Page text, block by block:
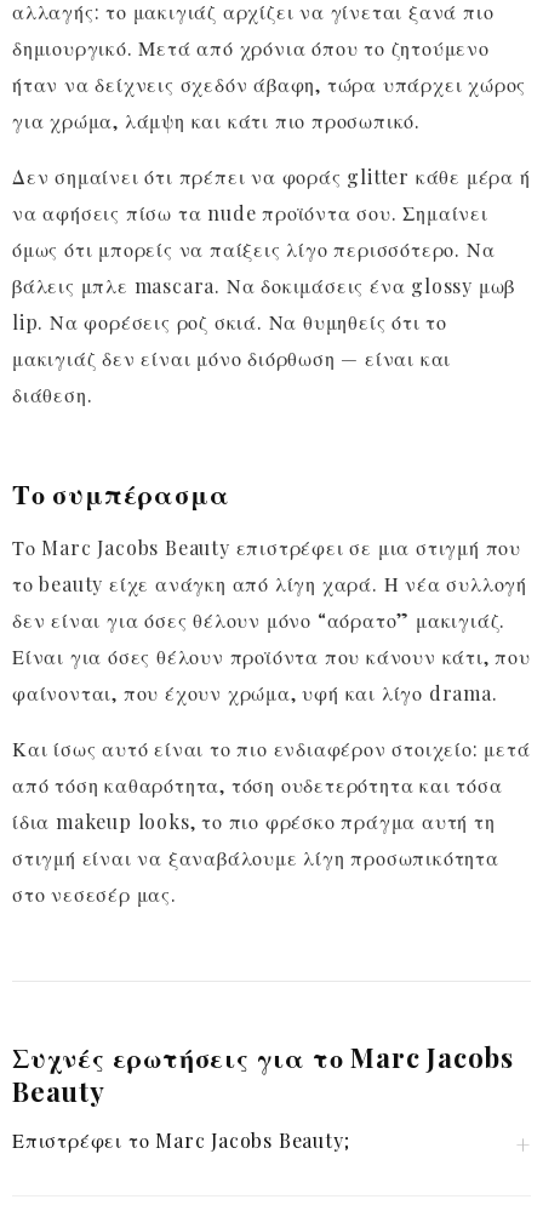
αλλαγής: το μακιγιάζ αρχίζει να γίνεται ξανά πιο
δημιουργικό. Μετά από χρόνια όπου το ζητούμενο
ήταν να δείχνεις σχεδόν άβαφη, τώρα υπάρχει χώρος
για χρώμα, λάμψη και κάτι πιο προσωπικό.
Δεν σημαίνει ότι πρέπει να φοράς glitter κάθε μέρα ή
να αφήσεις πίσω τα nude προϊόντα σου. Σημαίνει
όμως ότι μπορείς να παίξεις λίγο περισσότερο. Να
βάλεις μπλε mascara. Να δοκιμάσεις ένα glossy μωβ
lip. Να φορέσεις ροζ σκιά. Να θυμηθείς ότι το
μακιγιάζ δεν είναι μόνο διόρθωση — είναι και
διάθεση.
Το συμπέρασμα
Το Marc Jacobs Beauty επιστρέφει σε μια στιγμή που
το beauty είχε ανάγκη από λίγη χαρά. Η νέα συλλογή
δεν είναι για όσες θέλουν μόνο “αόρατο” μακιγιάζ.
Είναι για όσες θέλουν προϊόντα που κάνουν κάτι, που
φαίνονται, που έχουν χρώμα, υφή και λίγο drama.
Και ίσως αυτό είναι το πιο ενδιαφέρον στοιχείο: μετά
από τόση καθαρότητα, τόση ουδετερότητα και τόσα
ίδια makeup looks, το πιο φρέσκο πράγμα αυτή τη
στιγμή είναι να ξαναβάλουμε λίγη προσωπικότητα
στο νεσεσέρ μας.
Συχνές ερωτήσεις για το Marc Jacobs
Beauty
Επιστρέφει το Marc Jacobs Beauty;